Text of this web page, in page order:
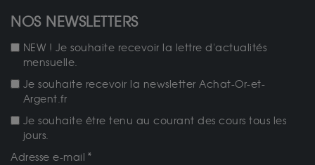
NOS NEWSLETTERS
NEW ! Je souhaite recevoir la lettre d'actualités
mensuelle.
Je souhaite recevoir la newsletter Achat-Or-et-
Argent.fr
Je souhaite être tenu au courant des cours tous les
jours.
Adresse e-mail